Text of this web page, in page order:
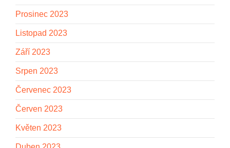
Prosinec 2023
Listopad 2023
Září 2023
Srpen 2023
Červenec 2023
Červen 2023
Květen 2023